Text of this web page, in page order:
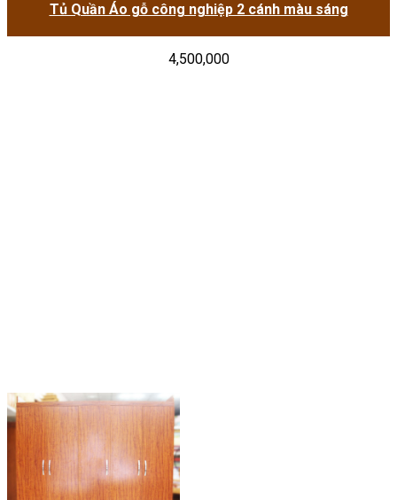
Tủ Quần Áo gỗ công nghiệp 2 cánh màu sáng
4,500,000